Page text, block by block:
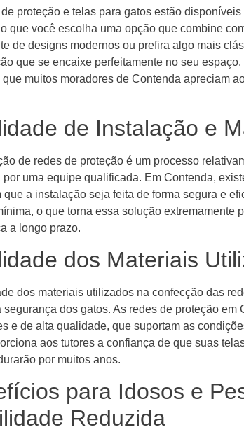
proteção e telas para gatos estão
que você escolha uma opção que combine
de designs modernos ou prefira algo mais
que se encaixe perfeitamente no seu
muitos moradores de Contenda apreciam
de Instalação e
de redes de proteção é um processo
por uma equipe qualificada. Em Contenda,
que a instalação seja feita de forma segura e
o que torna essa solução extremamente
a longo prazo.
dos Materiais
dos materiais utilizados na confecção das
segurança dos gatos. As redes de proteção em
e de alta qualidade, que suportam as
aos tutores a confiança de que suas
por muitos anos.
para Idosos e
Reduzida